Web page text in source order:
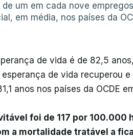
um em cada nove
em média, nos países da
de vida é de 82,5
de vida recuperou
anos nos países da OCDE
foi de 117 por 100.000
a mortalidade tratável a